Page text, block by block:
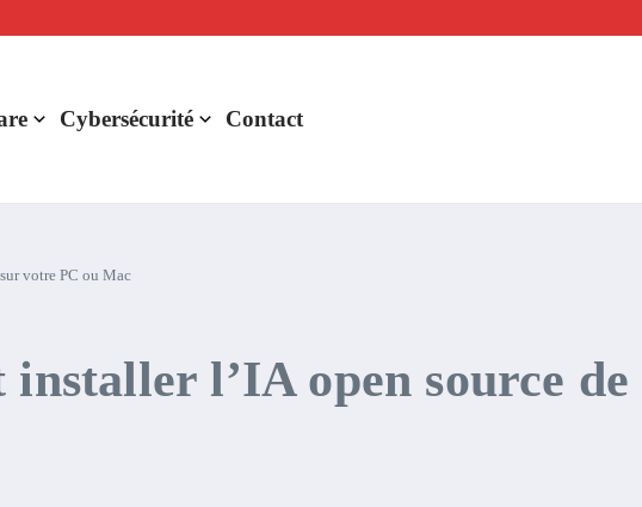
?
Cybersécurité Contact
votre PC ou Mac
l’IA open source